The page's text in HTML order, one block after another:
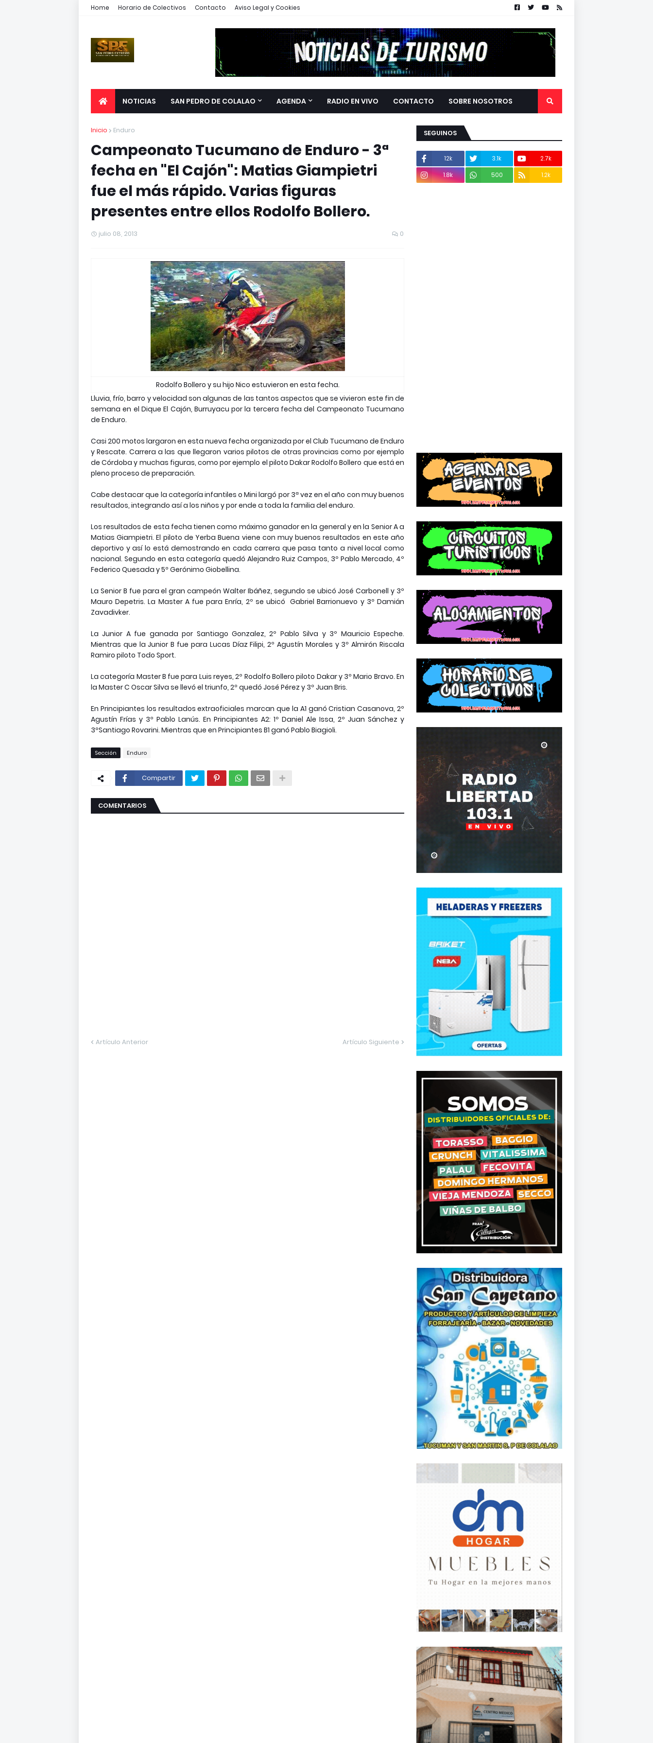
Home Horario de Colectivos Contacto Aviso Legal y Cookies
NOTICIAS SAN PEDRO DE COLALAO AGENDA RADIO EN VIVO CONTACTO SOBRE NOSOTROS
Inicio Enduro
Campeonato Tucumano de Enduro - 3ª
fecha en "El Cajón": Matias Giampietri
fue el más rápido. Varias figuras
presentes entre ellos Rodolfo Bollero.
julio 08, 2013 0
Rodolfo Bollero y su hijo Nico estuvieron en esta fecha.
Lluvia, frío, barro y velocidad son algunas de las tantos aspectos que se vivieron este fin de
semana en el Dique El Cajón, Burruyacu por la tercera fecha del Campeonato Tucumano
de Enduro.
Casi 200 motos largaron en esta nueva fecha organizada por el Club Tucumano de Enduro
y Rescate. Carrera a las que llegaron varios pilotos de otras provincias como por ejemplo
de Córdoba y muchas figuras, como por ejemplo el piloto Dakar Rodolfo Bollero que está en
pleno proceso de preparación.
Cabe destacar que la categoría infantiles o Mini largó por 3ª vez en el año con muy buenos
resultados, integrando así a los niños y por ende a toda la familia del enduro.
Los resultados de esta fecha tienen como máximo ganador en la general y en la Senior A a
Matias Giampietri. El piloto de Yerba Buena viene con muy buenos resultados en este año
deportivo y así lo está demostrando en cada carrera que pasa tanto a nivel local como
nacional. Segundo en esta categoría quedó Alejandro Ruiz Campos, 3º Pablo Mercado, 4º
Federico Quesada y 5º Gerónimo Giobellina.
La Senior B fue para el gran campeón Walter Ibáñez, segundo se ubicó José Carbonell y 3º
Mauro Depetris. La Master A fue para Enría, 2º se ubicó Gabriel Barrionuevo y 3º Damián
Zavadivker.
La Junior A fue ganada por Santiago Gonzalez, 2º Pablo Silva y 3º Mauricio Espeche.
Mientras que la Junior B fue para Lucas Díaz Filipi, 2º Agustín Morales y 3º Almirón Riscala
Ramiro piloto Todo Sport.
La categoría Master B fue para Luis reyes, 2º Rodolfo Bollero piloto Dakar y 3º Mario Bravo. En
la Master C Oscar Silva se llevó el triunfo, 2º quedó José Pérez y 3º Juan Bris.
En Principiantes los resultados extraoficiales marcan que la A1 ganó Cristian Casanova, 2º
Agustín Frías y 3º Pablo Lanús. En Principiantes A2: 1º Daniel Ale Issa, 2º Juan Sánchez y
3ºSantiago Rovarini. Mientras que en Principiantes B1 ganó Pablo Biagioli.
Sección Enduro
Compartir
COMENTARIOS
Artículo Anterior Artículo Siguiente
SEGUINOS
12k 3.1k
2.7k
1.8k
500 1.2k